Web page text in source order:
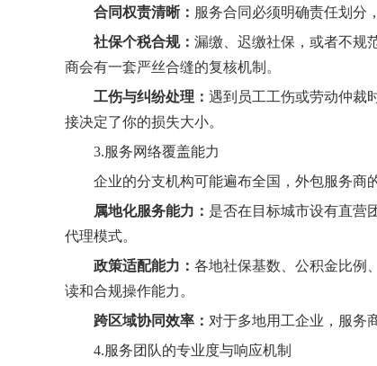
合同权责清晰： 服务合同必须明确责任划分
社保个税合规： 漏缴、迟缴社保，或者不规
商会有一套严丝合缝的复核机制。
工伤与纠纷处理： 遇到员工工伤或劳动仲裁
接决定了你的损失大小。
3.服务网络覆盖能力
企业的分支机构可能遍布全国，外包服务商
属地化服务能力： 是否在目标城市设有直营
代理模式。
政策适配能力： 各地社保基数、公积金比例
读和合规操作能力。
跨区域协同效率： 对于多地用工企业，服务
4.服务团队的专业度与响应机制